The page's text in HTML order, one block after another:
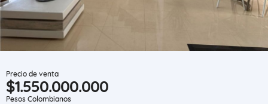
Precio de venta
$1.550.000.000
Pesos Colombianos